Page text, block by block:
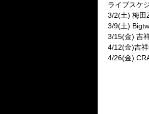
ライブスケ
3/2(土) 梅田
3/9(土)
3/15(金) 吉
4/12(金)吉
4/26(金)